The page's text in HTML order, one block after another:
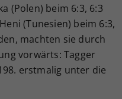
(Polen) beim 6:3, 6:3
(Tunesien) beim 6:3,
machten sie durch
vorwärts: Tagger
erstmalig unter die